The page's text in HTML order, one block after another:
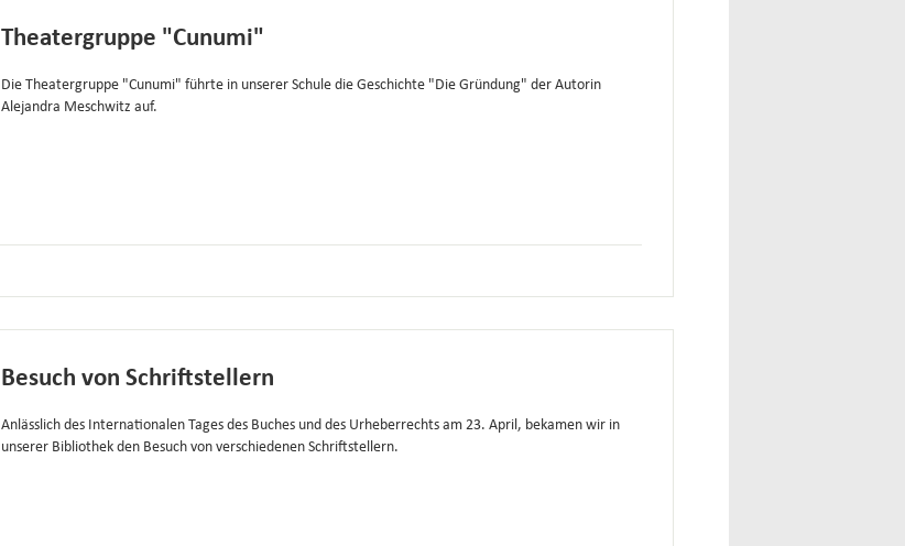
Theatergruppe "Cunumi"
Die Theatergruppe "Cunumi" führte in unserer Schule die Geschichte "Die Gründung" der Autorin
Alejandra Meschwitz auf.
Besuch von Schriftstellern
Anlässlich des Internationalen Tages des Buches und des Urheberrechts am 23. April, bekamen wir in
unserer Bibliothek den Besuch von verschiedenen Schriftstellern.